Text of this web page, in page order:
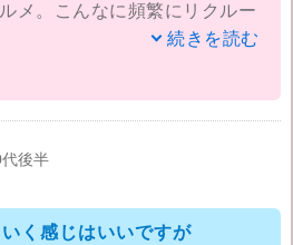
メ。こんなに頻繁にリクルー
んだからもっと早くリクルー
た！
ポイント還元率が1.2%が上限
な。前に使ってたクレジット
Ａカードは2%だったような？
の交換がネットからぱぱっと
続きを読む
後半
く感じはいいですが